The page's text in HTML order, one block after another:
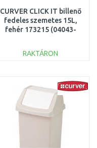
CURVER CLICK IT billenő
fedeles szemetes 15L,
fehér 173215 (04043-
RAKTÁRON
Összehasonlítás